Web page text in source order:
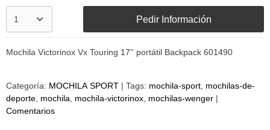
Pedir Información
Mochila Victorinox Vx Touring 17'' portátil Backpack 601490
Categoría: MOCHILA SPORT | Tags: mochila-sport mochilas-de-
deporte mochila mochila-victorinox mochilas-wenger |
Comentarios